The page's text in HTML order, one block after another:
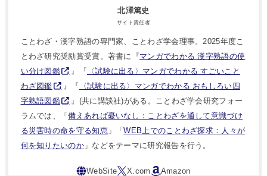
北澤篤史
サイト責任者
ことわざ・漢字熟語の専門家、ことわざ学会理事。2025年度こ
とわざ研究奨励賞受賞。著書に『マンガでわかる 漢字熟語の使
い分け図鑑
』『 〈試験に出る〉マンガでわかる すごいこと
わざ図鑑
』『
〈試験に出る〉マンガでわかる おもしろい四
字熟語図鑑
』(共に講談社)がある。ことわざ学会研究フォー
ラムでは、「備えあれば憂いなし：ことわざを通して意識づけ
る災害時の命を守る知恵」「WEB上でのことわざ探求：人々が
何を知りたいのか」などをテーマに研究報告を行う。